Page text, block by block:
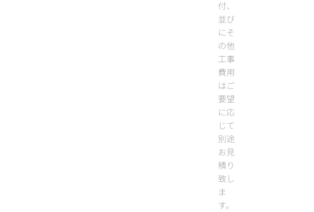
付、
並び
にそ
の他
工事
費用
はご
要望
に応
じて
別途
お見
積り
致し
ま
す。